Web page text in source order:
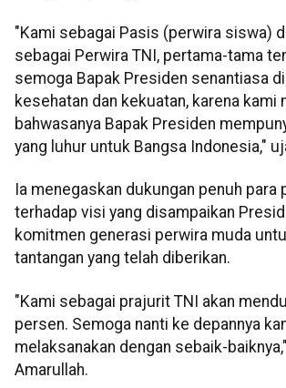
"Kami sebagai Pasis (perwira siswa)
sebagai Perwira TNI, pertama-tama
semoga Bapak Presiden senantiasa
kesehatan dan kekuatan, karena kami
bahwasanya Bapak Presiden
yang luhur untuk Bangsa Indonesia,"
Ia menegaskan dukungan penuh para
terhadap visi yang disampaikan
komitmen generasi perwira muda
tantangan yang telah diberikan.
"Kami sebagai prajurit TNI akan
persen. Semoga nanti ke depannya
melaksanakan dengan sebaik-
Amarullah.